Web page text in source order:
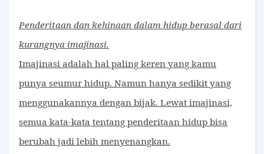
Penderitaan dan kehinaan dalam hidup berasal dari
kurangnya imajinasi.
Imajinasi adalah hal paling keren yang kamu
punya seumur hidup. Namun hanya sedikit yang
menggunakannya dengan bijak. Lewat imajinasi,
semua kata-kata tentang penderitaan hidup bisa
berubah jadi lebih menyenangkan.